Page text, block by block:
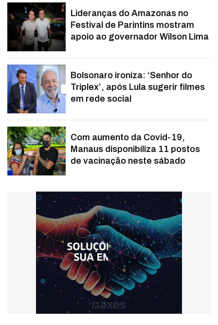
Lideranças do Amazonas no
Festival de Parintins mostram
apoio ao governador Wilson Lima
Bolsonaro ironiza: ‘Senhor do
Triplex’, após Lula sugerir filmes
em rede social
Com aumento da Covid-19,
Manaus disponibiliza 11 postos
de vacinação neste sábado